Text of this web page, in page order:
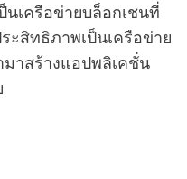
นเครือข่ายบล็อกเชนที่
ะสิทธิภาพเป็นเครือข่าย
าสร้างแอปพลิเคชั่น